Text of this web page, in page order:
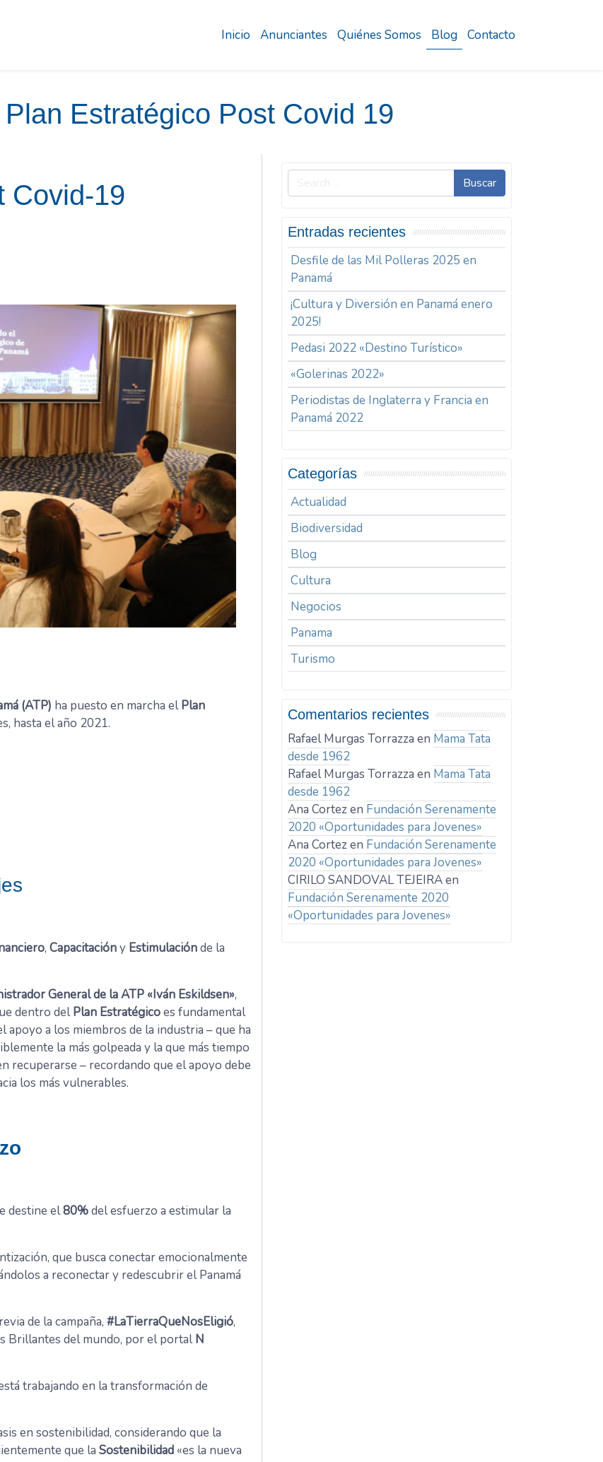
Inicio Anunciantes Quiénes Somos Blog Contacto
Estratégico Post Covid 19
Covid-19
(ATP) ha puesto en marcha elPlan
hasta el año 2021.
, Capacitacióny Estimulaciónde la
General de la ATP «Iván Eskildsen»,
dentro delPlan Estratégicoes fundamental
apoyo a los miembros de la industria – que ha
la más golpeada y la que más tiempo
recuperarse – recordando que el apoyo debe
los más vulnerables.
destine el80%del esfuerzo a estimular la
que busca conectar emocionalmente
a reconectar y redescubrir el Panamá
de la campaña, #LaTierraQueNosEligió,
Brillantes del mundo, por el portalN
trabajando en la transformación de
en sostenibilidad, considerando que la
que la Sostenibilidad «es la nueva
Buscar
Entradas recientes
Desfile de las Mil Polleras 2025 en
Panamá
¡Cultura y Diversión en Panamá enero
2025!
Pedasi 2022 «Destino Turístico»
«Golerinas 2022»
Periodistas de Inglaterra y Francia en
Panamá 2022
Categorías
Actualidad
Biodiversidad
Blog
Cultura
Negocios
Panama
Turismo
Comentarios recientes
Rafael Murgas Torrazza en Mama Tata
desde 1962
Rafael Murgas Torrazza en Mama Tata
desde 1962
Ana Cortezen Fundación Serenamente
2020 «Oportunidades para Jovenes»
Ana Cortezen Fundación Serenamente
2020 «Oportunidades para Jovenes»
CIRILO SANDOVAL TEJEIRAen
Fundación Serenamente 2020
«Oportunidades para Jovenes»